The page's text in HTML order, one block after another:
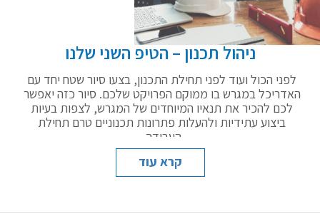
ניהול תכנון – הטיפ השני שלנו
לפני הכול ועוד לפני תחילת התכנון, בצעו סיור שטח יחד עם
האדריכל במגרש בו ממוקם הפרויקט שלכם. סיור כזה יאפשר
לכם להכיר את תנאיו המיוחדים של המגרש, לצפות בעיות
ביצוע עתידיות ולהעלות פתרונות תכנוניים טרם תחילת
העבודה.
קרא עוד